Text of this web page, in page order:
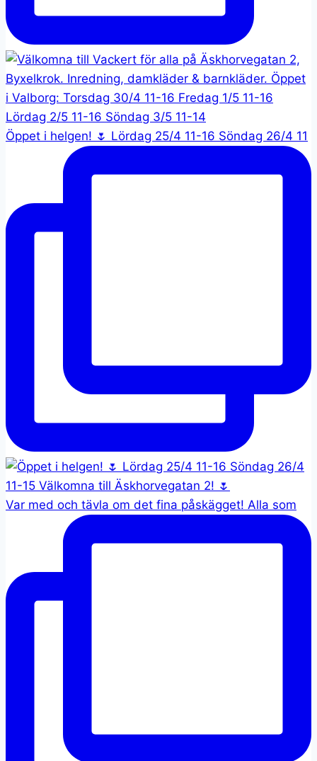
Öppet i helgen! 🌷 Lördag 25/4 11-16 Söndag 26/4 11
Var med och tävla om det fina påskägget! Alla som